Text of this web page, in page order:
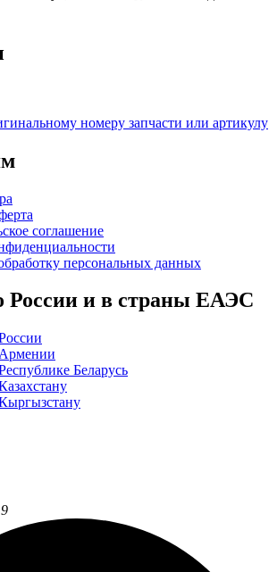
номеру запчасти или артикулу
соглашение
персональных данных
России и в страны ЕАЭС
Беларусь